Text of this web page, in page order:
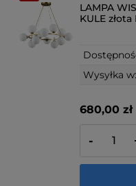
LAMPA
KULE
Wysyłka w:
680,00 zł
-